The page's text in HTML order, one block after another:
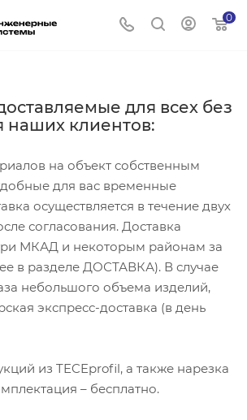
0
для всех без
наших клиентов:
на объект собственным
для вас временные
осуществляется в течение двух
согласования. Доставка
МКАД и некоторым районам за
в разделе ДОСТАВКА). В случае
небольшого объема изделий,
экспресс-доставка (в день
из TECEprofil, а также нарезка
– бесплатно.